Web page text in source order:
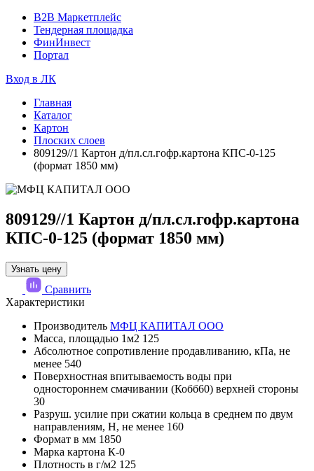
B2B Маркетплейс
Тендерная площадка
ФинИнвест
Портал
Вход в ЛК
Главная
Каталог
Картон
Плоских слоев
809129//1 Картон д/пл.сл.гофр.картона КПС-0-125
(формат 1850 мм)
809129//1 Картон д/пл.сл.гофр.картона
КПС-0-125 (формат 1850 мм)
Узнать цену
Сравнить
Характеристики
Производитель МФЦ КАПИТАЛ ООО
Масса, площадью 1м2 125
Абсолютное сопротивление продавливанию, кПа, не
менее 540
Поверхностная впитываемость воды при
одностороннем смачивании (Кобб60) верхней стороны
30
Разруш. усилие при сжатии кольца в среднем по двум
направлениям, Н, не менее 160
Формат в мм 1850
Марка картона К-0
Плотность в г/м2 125